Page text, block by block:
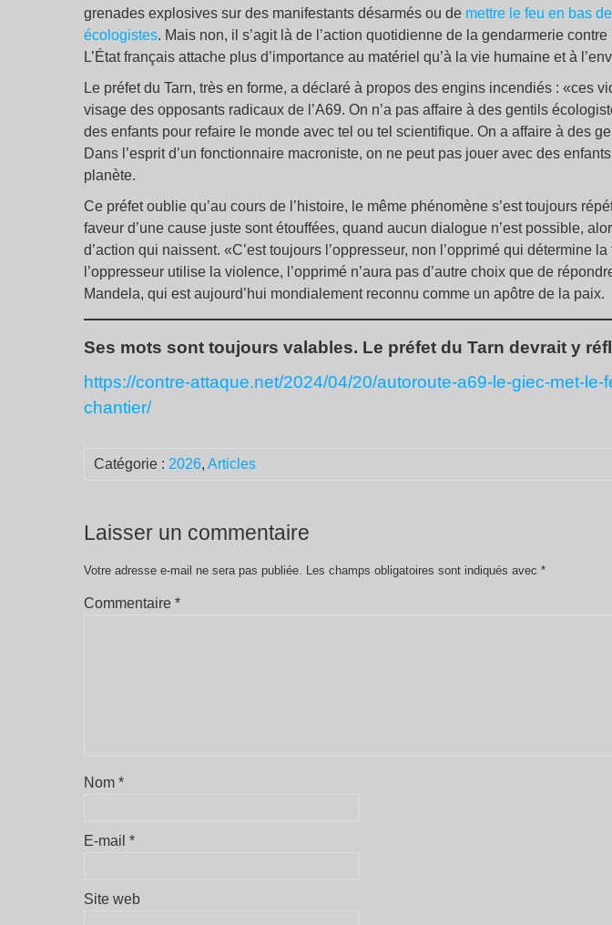
grenades explosives sur des manifestants désarmés ou de mettre le feu en bas
écologistes. Mais non, il s’agit là de l’action quotidienne de la gendarmerie contre
L’État français attache plus d’importance au matériel qu’à la vie humaine et à
Le préfet du Tarn, très en forme, a déclaré à propos des engins incendiés : «ces
visage des opposants radicaux de l’A69. On n’a pas affaire à des gentils
des enfants pour refaire le monde avec tel ou tel scientifique. On a affaire à des
Dans l’esprit d’un fonctionnaire macroniste, on ne peut pas jouer avec des
planète.
Ce préfet oublie qu’au cours de l’histoire, le même phénomène s’est toujours
faveur d’une cause juste sont étouffées, quand aucun dialogue n’est possible,
d’action qui naissent. «C’est toujours l’oppresseur, non l’opprimé qui détermine
l’oppresseur utilise la violence, l’opprimé n’aura pas d’autre choix que de
Mandela, qui est aujourd’hui mondialement reconnu comme un apôtre de la paix.
Ses mots sont toujours valables. Le préfet du Tarn devrait y
https://contre-attaque.net/2024/04/20/autoroute-a69-le-giec-met-
chantier/
Catégorie : 2026, Articles
Laisser un commentaire
Votre adresse e-mail ne sera pas publiée. Les champs obligatoires sont indiqués avec *
Commentaire *
Nom *
E-mail *
Site web